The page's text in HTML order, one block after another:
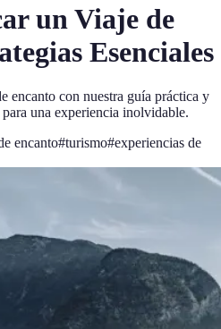
un Viaje de
Esenciales
encanto con nuestra guía práctica y
para una experiencia inolvidable.
encanto#turismo#experiencias de